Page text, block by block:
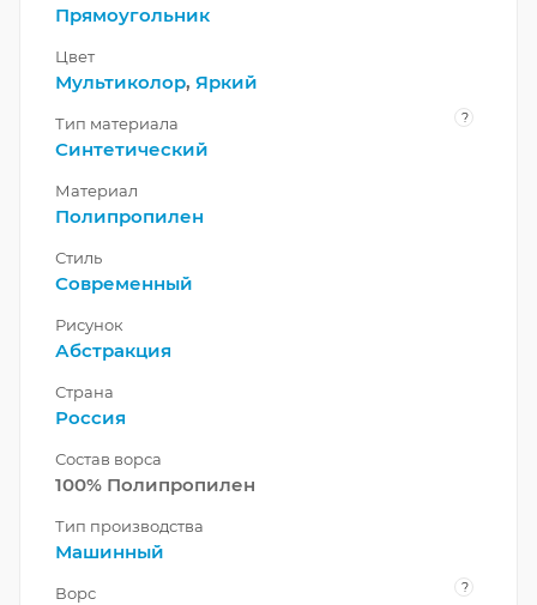
Прямоугольник
Цвет
Мультиколор, Яркий
Тип материала ?
Синтетический
Материал
Полипропилен
Стиль
Современный
Рисунок
Абстракция
Страна
Россия
Состав ворса
100% Полипропилен
Тип производства
Машинный
Ворс ?